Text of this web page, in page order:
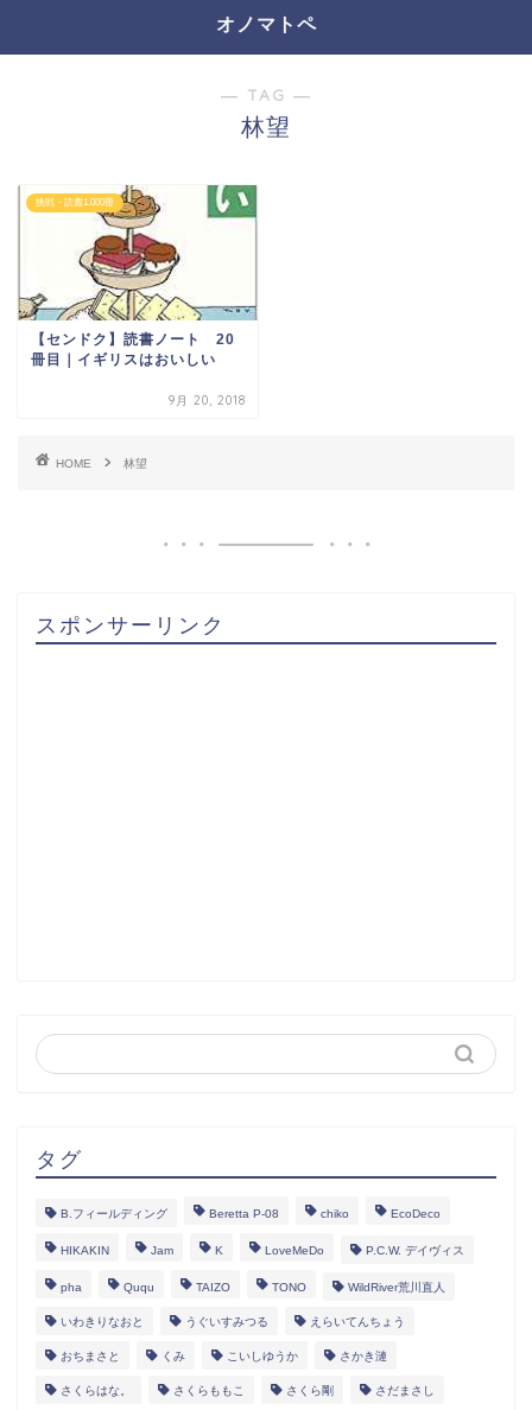
オノマトペ
― TAG ―
林望
挑戦・読書1,000冊
【センドク】読書ノート 20
冊目｜イギリスはおいしい
9月 20, 2018
HOME 林望
スポンサーリンク
タグ
B.フィールディング Beretta P-08 chiko EcoDeco
HIKAKIN Jam K LoveMeDo P.C.W. デイヴィス
pha Ququ TAIZO TONO WildRiver荒川直人
いわきりなおと うぐいすみつる えらいてんちょう
おちまさと くみ こいしゆうか さかき漣
さくらはな。 さくらももこ さくら剛 さだまさし